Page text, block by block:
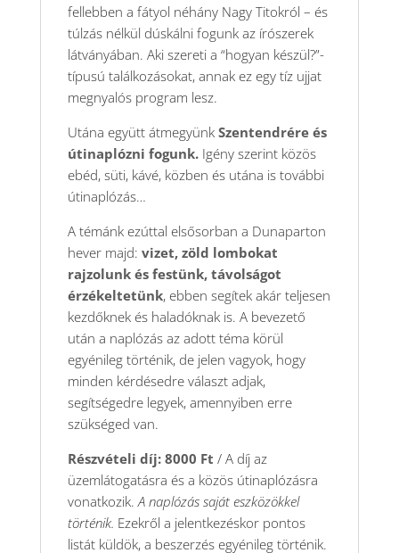
fellebben a fátyol néhány Nagy Titokról – és
túlzás nélkül dúskálni fogunk az írószerek
látványában. Aki szereti a “hogyan készül?”-
típusú találkozásokat, annak ez egy tíz ujjat
megnyalós program lesz.
Utána együtt átmegyünkSzentendrére és
útinaplózni fogunk.Igény szerint közös
ebéd, süti, kávé, közben és utána is további
útinaplózás…
A témánk ezúttal elsősorban a Dunaparton
hever majd: vizet, zöld lombokat
rajzolunk és festünk, távolságot
érzékeltetünk, ebben segítek akár teljesen
kezdőknek és haladóknak is. A bevezető
után a naplózás az adott téma körül
egyénileg történik, de jelen vagyok, hogy
minden kérdésedre választ adjak,
segítségedre legyek, amennyiben erre
szükséged van.
Részvételi díj: 8000 Ft / A díj az
üzemlátogatásra és a közös útinaplózásra
vonatkozik. A naplózás saját eszközökkel
történik. Ezekről a jelentkezéskor pontos
listát küldök, a beszerzés egyénileg történik.